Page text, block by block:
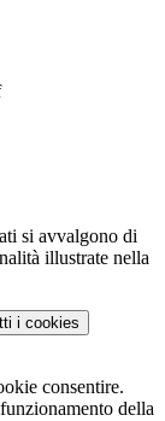
si avvalgono di
illustrate nella
i cookies
consentire.
della